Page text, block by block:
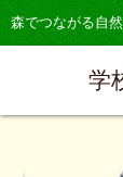
森でつながる自
学